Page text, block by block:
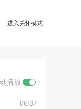
进入关怀模式
播放
06:37